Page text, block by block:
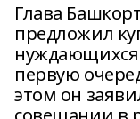
Глава
предложил
первую
этом он